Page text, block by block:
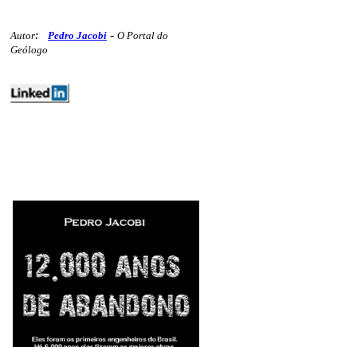
Autor: Pedro Jacobi - O Portal do
Geólogo